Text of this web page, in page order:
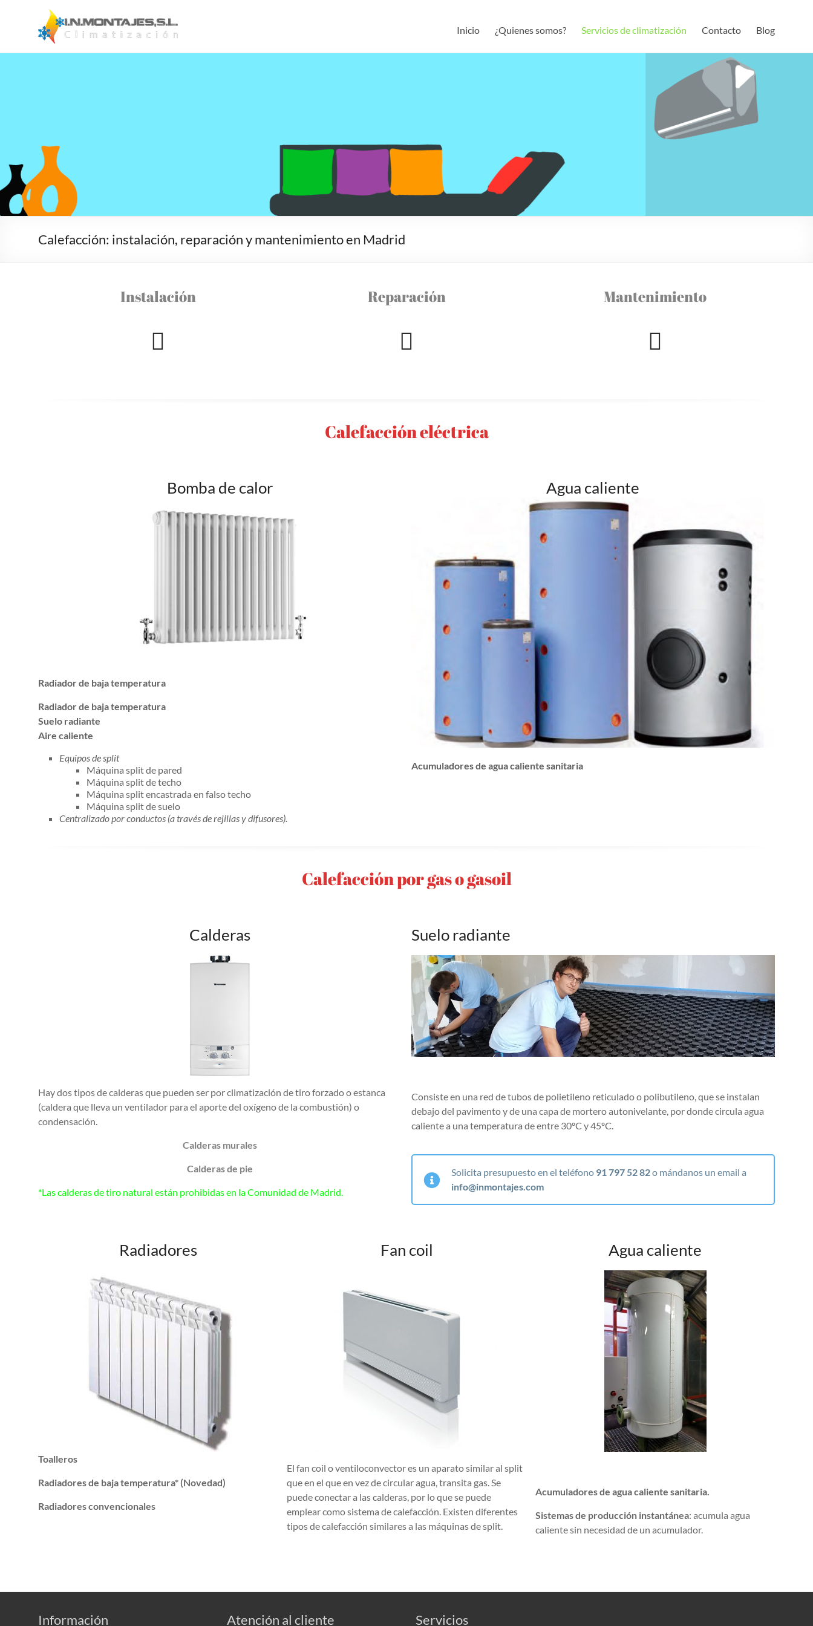
contenidoI.N.Montajes,S.L.
– Climatización
Instalación,
reparación y
mantenimiento
Inicio ¿Quienes somos? Servicios de climatización Contacto Blog
Calefacción: instalación, reparación y mantenimiento en Madrid
Instalación Reparación Mantenimiento
Calefacción eléctrica
Bomba de calor
Radiador de baja temperatura
Radiador de baja temperatura
Suelo radiante
Aire caliente
Equipos de split
Máquina split de pared
Máquina split de techo
Máquina split encastrada en falso techo
Máquina split de suelo
Centralizado por conductos (a través de rejillas y difusores).
Agua caliente
Acumuladores de agua caliente sanitaria
Calefacción por gas o gasoil
Calderas
Hay dos tipos de calderas que pueden ser por climatización de tiro forzado o estanca
(caldera que lleva un ventilador para el aporte del oxígeno de la combustión) o
condensación.
Calderas murales
Calderas de pie
*Las calderas de tiro natural están prohibidas en la Comunidad de Madrid.
Suelo radiante
Consiste en una red de tubos de polietileno reticulado o polibutileno, que se instalan
debajo del pavimento y de una capa de mortero autonivelante, por donde circula agua
caliente a una temperatura de entre 30ºC y 45ºC.
Solicita presupuesto en el teléfono91 797 52 82o mándanos un email a
info@inmontajes.com
Radiadores
Toalleros
Radiadores de baja temperatura* (Novedad)
Radiadores convencionales
Fan coil
El fan coil o ventiloconvector es un aparato similar al split
que en el que en vez de circular agua, transita gas. Se
puede conectar a las calderas, por lo que se puede
emplear como sistema de calefacción. Existen diferentes
tipos de calefacción similares a las máquinas de split.
Agua caliente
Acumuladores de agua caliente sanitaria.
Sistemas de producción instantánea: acumula agua
caliente sin necesidad de un acumulador.
Información Atención al cliente Servicios